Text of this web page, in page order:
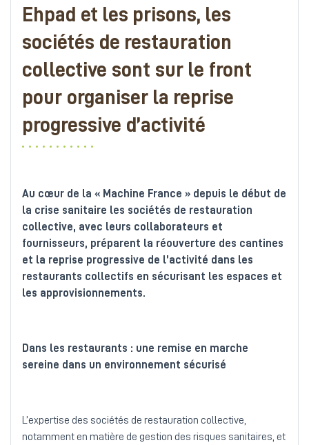
Ehpad et les prisons, les
sociétés de restauration
collective sont sur le front
pour organiser la reprise
progressive d’activité
Au cœur de la « Machine France » depuis le début de
la crise sanitaire les sociétés de restauration
collective, avec leurs collaborateurs et
fournisseurs, préparent la réouverture des cantines
et la reprise progressive de l’activité dans les
restaurants collectifs en sécurisant les espaces et
les approvisionnements.
Dans les restaurants : une remise en marche
sereine dans un environnement sécurisé
L’expertise des sociétés de restauration collective,
notamment en matière de gestion des risques sanitaires, et